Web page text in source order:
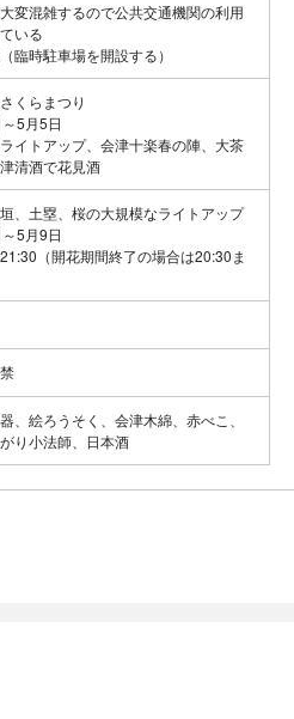
変混雑するので公共交通機関の利用
いる
臨時駐車場を開設する）
くらまつり
5月5日
イトアップ、会津十楽春の陣、大茶
清酒で花見酒
、土塁、桜の大規模なライトアップ
5月9日
（開花期間終了の場合は20:30ま
、絵ろうそく、会津木綿、赤べこ、
り小法師、日本酒